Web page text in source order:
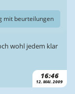
16:46
12. MAI. 2009
mit beurteilungen
wohl jedem klar